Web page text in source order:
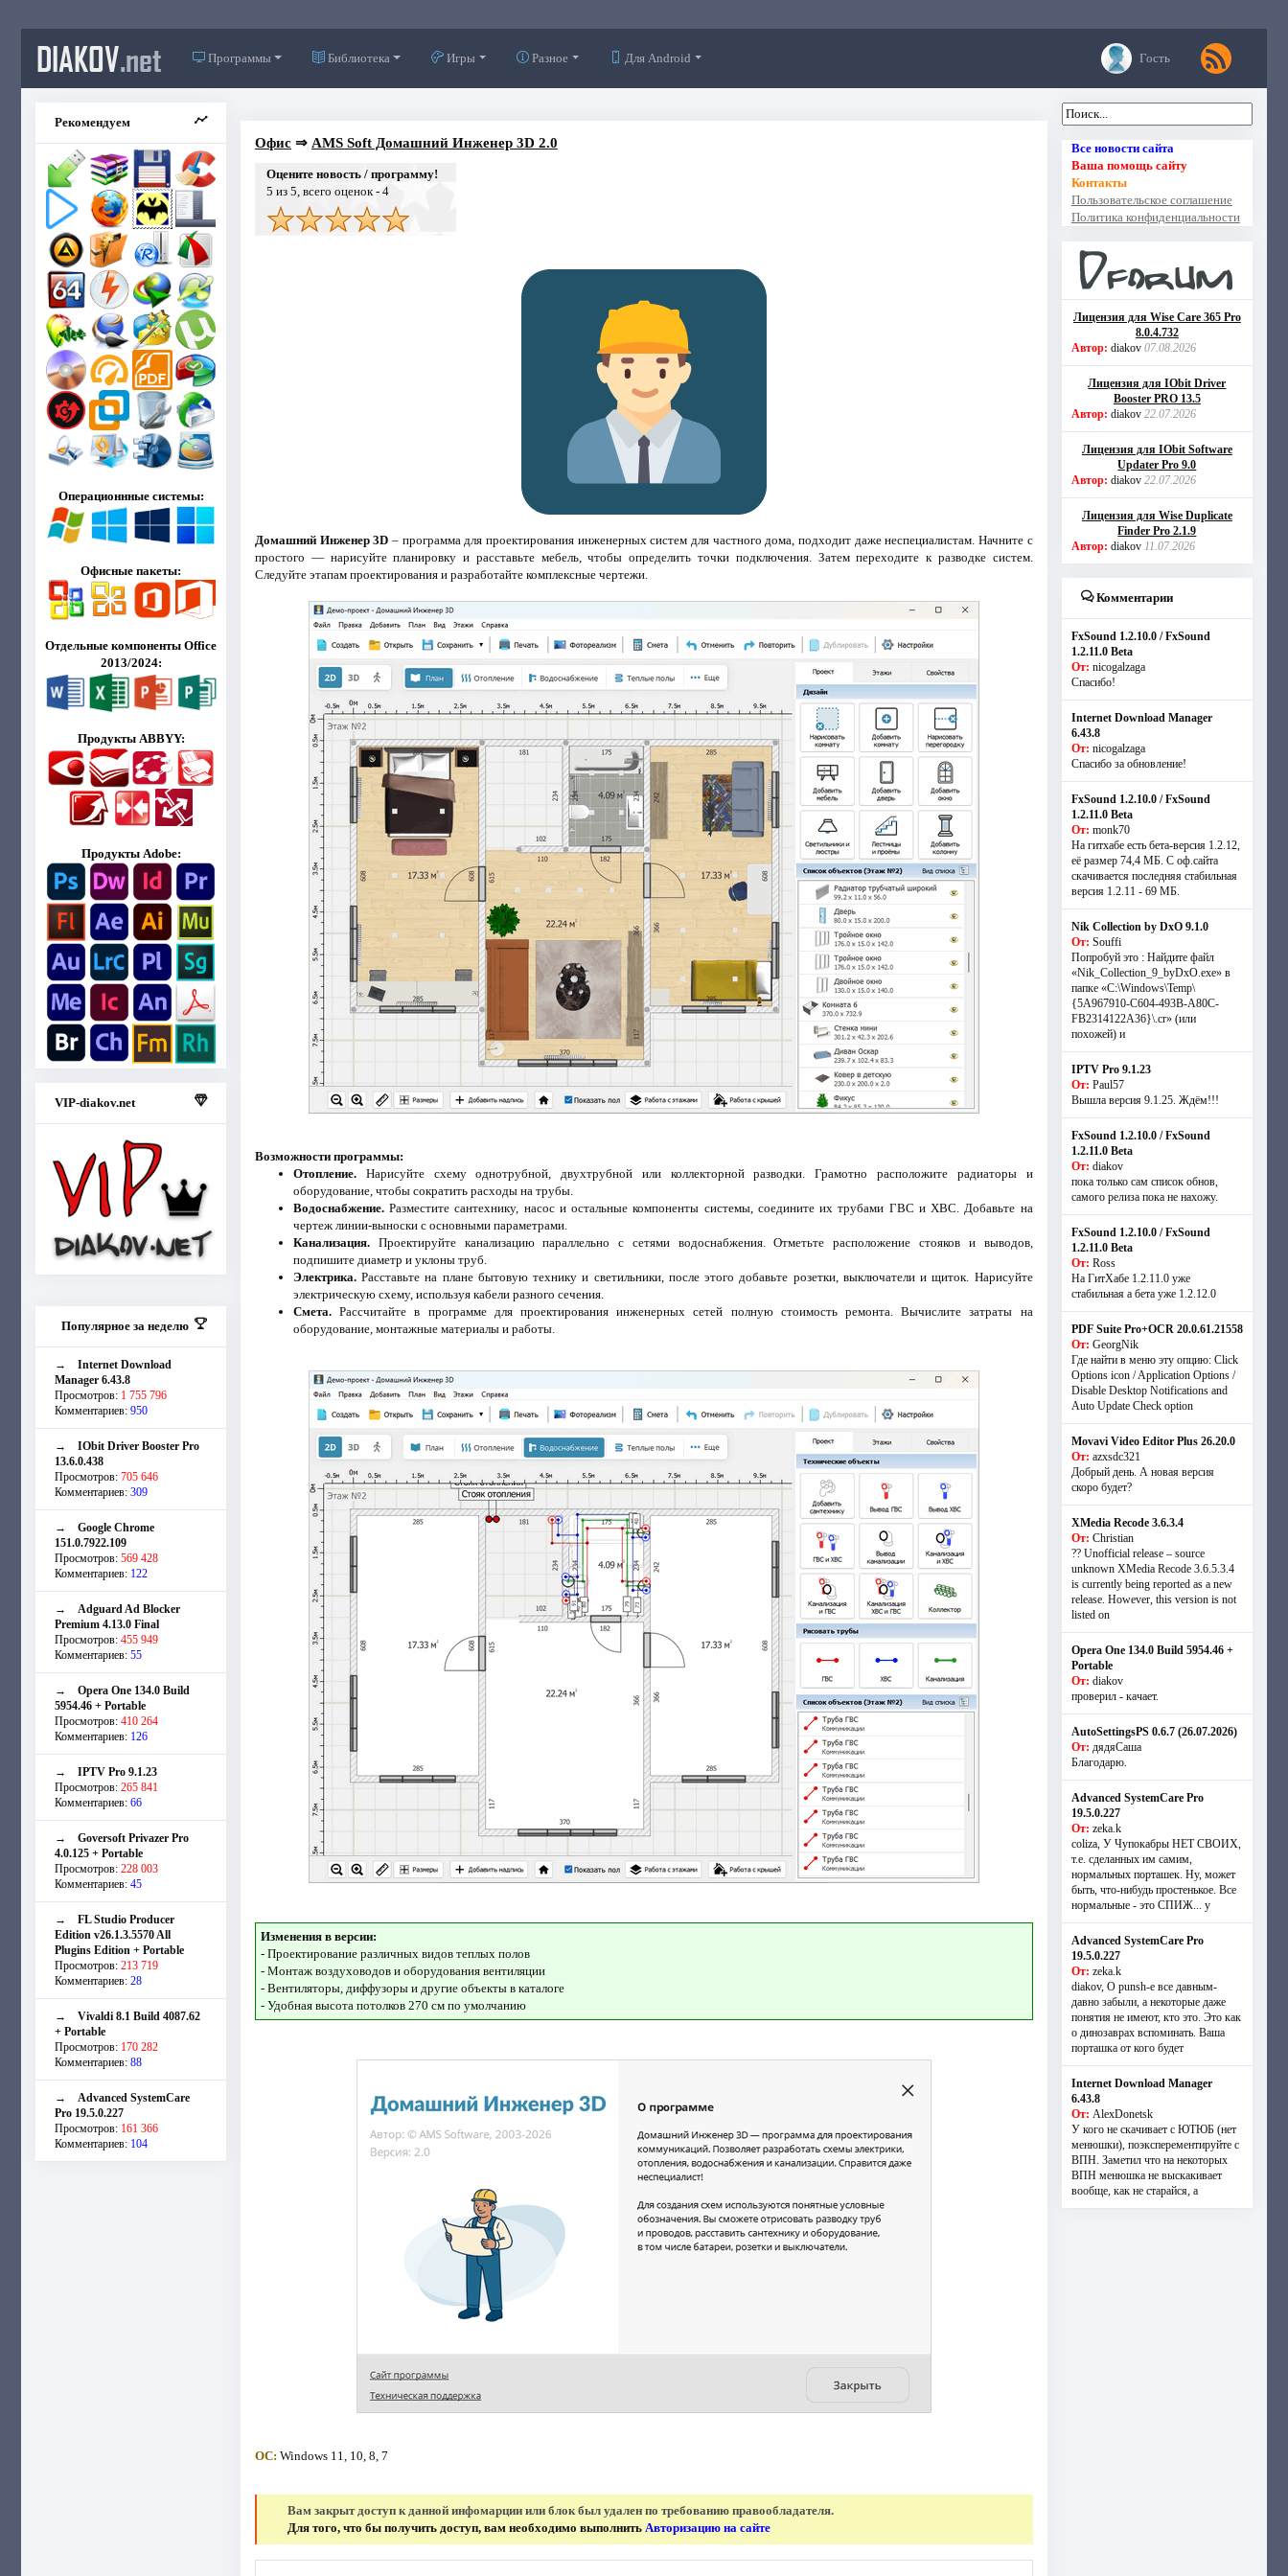
DIAKOV.net Программы Библиотека Игры Разное Для Android Гость
Рекомендуем
Операционнные системы:
Офисные пакеты:
Отдельные компоненты Office
2013/2024:
Продукты ABBYY:
Продукты Adobe:
VIP-diakov.net
Популярное за неделю
→ Internet Download
Manager 6.43.8
Просмотров: 1 755 796
Комментариев: 950
→ IObit Driver Booster Pro
13.6.0.438
Просмотров: 705 646
Комментариев: 309
→ Google Chrome
151.0.7922.109
Просмотров: 569 428
Комментариев: 122
→ Adguard Ad Blocker
Premium 4.13.0 Final
Просмотров: 455 949
Комментариев: 55
→ Opera One 134.0 Build
5954.46 + Portable
Просмотров: 410 264
Комментариев: 126
→ IPTV Pro 9.1.23
Просмотров: 265 841
Комментариев: 66
→ Goversoft Privazer Pro
4.0.125 + Portable
Просмотров: 228 003
Комментариев: 45
→ FL Studio Producer
Edition v26.1.3.5570 All
Plugins Edition + Portable
Просмотров: 213 719
Комментариев: 28
→ Vivaldi 8.1 Build 4087.62
+ Portable
Просмотров: 170 282
Комментариев: 88
→ Advanced SystemCare
Pro 19.5.0.227
Просмотров: 161 366
Комментариев: 104
Офис⇒ AMS Soft Домашний Инженер 3D 2.0
Оцените новость / программу!
5 из 5, всего оценок - 4
Домашний Инженер 3D – программа для проектирования инженерных систем для частного дома, подходит даже неспециалистам. Начните с
простого — нарисуйте планировку и расставьте мебель, чтобы определить точки подключения. Затем переходите к разводке систем.
Следуйте этапам проектирования и разработайте комплексные чертежи.
Возможности программы:
Отопление.Нарисуйте схему однотрубной, двухтрубной или коллекторной разводки. Грамотно расположите радиаторы и
оборудование, чтобы сократить расходы на трубы.
Водоснабжение.Разместите сантехнику, насос и остальные компоненты системы, соедините их трубами ГВС и ХВС. Добавьте на
чертеж линии-выноски с основными параметрами.
Канализация.Проектируйте канализацию параллельно с сетями водоснабжения. Отметьте расположение стояков и выводов,
подпишите диаметр и уклоны труб.
Электрика.Расставьте на плане бытовую технику и светильники, после этого добавьте розетки, выключатели и щиток. Нарисуйте
электрическую схему, используя кабели разного сечения.
Смета.Рассчитайте в программе для проектирования инженерных сетей полную стоимость ремонта. Вычислите затраты на
оборудование, монтажные материалы и работы.
Изменения в версии:
- Проектирование различных видов теплых полов
- Монтаж воздуховодов и оборудования вентиляции
- Вентиляторы, диффузоры и другие объекты в каталоге
- Удобная высота потолков 270 см по умолчанию
ОС: Windows 11, 10, 8, 7
Вам закрыт доступ к данной инфомарции или блок был удален по требованию правообладателя.
Для того, что бы получить доступ, вам необходимо выполнить Авторизацию на сайте
Все новости сайта
Ваша помощь сайту
Контакты
Пользовательское соглашение
Политика конфиденциальности
Лицензия для Wise Care 365 Pro
8.0.4.732
Автор: diakov 07.08.2026
Лицензия для IObit Driver
Booster PRO 13.5
Автор: diakov 22.07.2026
Лицензия для IObit Software
Updater Pro 9.0
Автор: diakov 22.07.2026
Лицензия для Wise Duplicate
Finder Pro 2.1.9
Автор: diakov 11.07.2026
Комментарии
FxSound 1.2.10.0 / FxSound
1.2.11.0 Beta
От: nicogalzaga
Спасибо!
Internet Download Manager
6.43.8
От: nicogalzaga
Спасибо за обновление!
FxSound 1.2.10.0 / FxSound
1.2.11.0 Beta
От: monk70
На гитхабе есть бета-версия 1.2.12,
её размер 74,4 МБ. С оф.сайта
скачивается последняя стабильная
версия 1.2.11 - 69 МБ.
Nik Collection by DxO 9.1.0
От: Souffi
Попробуй это : Найдите файл
«Nik_Collection_9_byDxO.exe» в
папке «C:\Windows\Temp\
{5A967910-C604-493B-A80C-
FB2314122A36}\.cr» (или
похожей) и
IPTV Pro 9.1.23
От: Paul57
Вышла версия 9.1.25. Ждём!!!
FxSound 1.2.10.0 / FxSound
1.2.11.0 Beta
От: diakov
пока только сам список обнов,
самого релиза пока не нахожу.
FxSound 1.2.10.0 / FxSound
1.2.11.0 Beta
От: Ross
На ГитХабе 1.2.11.0 уже
стабильная а бета уже 1.2.12.0
PDF Suite Pro+OCR 20.0.61.21558
От: GeorgNik
Где найти в меню эту опцию: Click
Options icon / Application Options /
Disable Desktop Notifications and
Auto Update Check option
Movavi Video Editor Plus 26.20.0
От: azxsdc321
Добрый день. А новая версия
скоро будет?
XMedia Recode 3.6.3.4
От: Christian
?? Unofficial release – source
unknown XMedia Recode 3.6.5.3.4
is currently being reported as a new
release. However, this version is not
listed on
Opera One 134.0 Build 5954.46 +
Portable
От: diakov
проверил - качает.
AutoSettingsPS 0.6.7 (26.07.2026)
От: дядяСаша
Благодарю.
Advanced SystemCare Pro
19.5.0.227
От: zeka.k
coliza, У Чупокабры НЕТ СВОИХ,
т.е. сделанных им самим,
нормальных порташек. Ну, может
быть, что-нибудь простенькое. Все
нормальные - это СПИЖ... у
Advanced SystemCare Pro
19.5.0.227
От: zeka.k
diakov, О punsh-е все давным-
давно забыли, а некоторые даже
понятия не имеют, кто это. Это как
о динозаврах вспоминать. Ваша
порташка от кого будет
Internet Download Manager
6.43.8
От: AlexDonetsk
У кого не скачивает с ЮТЮБ (нет
менюшки), поэксперементируйте с
ВПН. Заметил что на некоторых
ВПН менюшка не выскакивает
вообще, как не старайся, а